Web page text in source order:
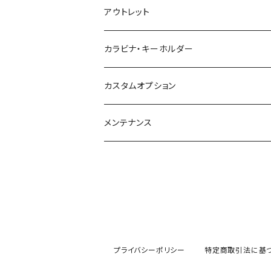
アウトレット
カラビナ・キーホルダー
カスタムオプション
メンテナンス
プライバシーポリシー 特定商取引法に基